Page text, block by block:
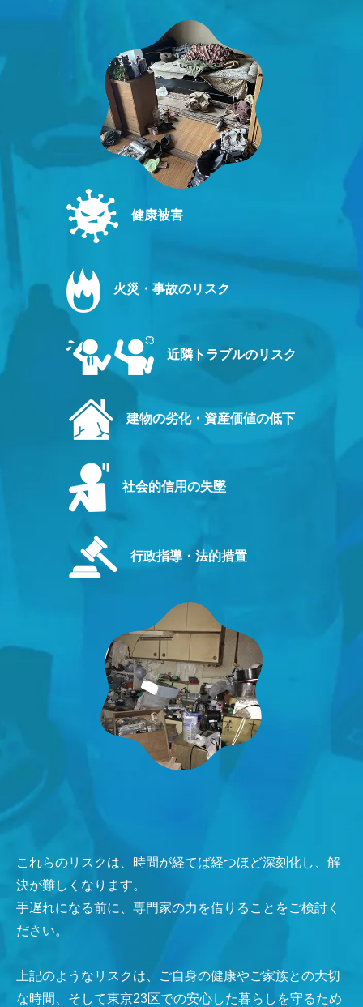
健康被害
火災・事故のリスク
近隣トラブルのリスク
建物の劣化・資産価値の低下
社会的信用の失墜
行政指導・法的措置
これらのリスクは、時間が経てば経つほど深刻化し、解
決が難しくなります。
手遅れになる前に、専門家の力を借りることをご検討く
ださい。
上記のようなリスクは、ご自身の健康やご家族との大切
な時間、そして東京23区での安心した暮らしを守るため